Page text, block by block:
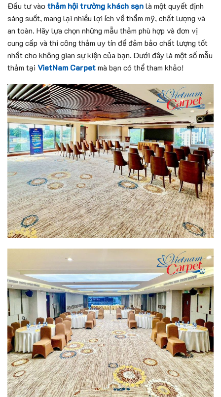
Đầu tư vào thảm hội trường khách sạnlà một quyết định
sáng suốt, mang lại nhiều lợi ích về thẩm mỹ, chất lượng và
an toàn. Hãy lựa chọn những mẫu thảm phù hợp và đơn vị
cung cấp và thi công thảm uy tín để đảm bảo chất lượng tốt
nhất cho không gian sự kiện của bạn. Dưới đây là một số mẫu
thảm tại VietNam Carpetmà bạn có thể tham khảo!